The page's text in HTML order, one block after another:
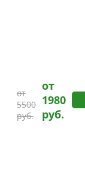
от
5500
руб.
от
1980
руб.